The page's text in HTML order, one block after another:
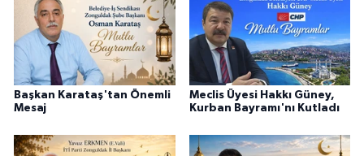
Başkan Karataş'tan Önemli
Mesaj
Meclis Üyesi Hakkı Güney,
Kurban Bayramı'nı Kutladı